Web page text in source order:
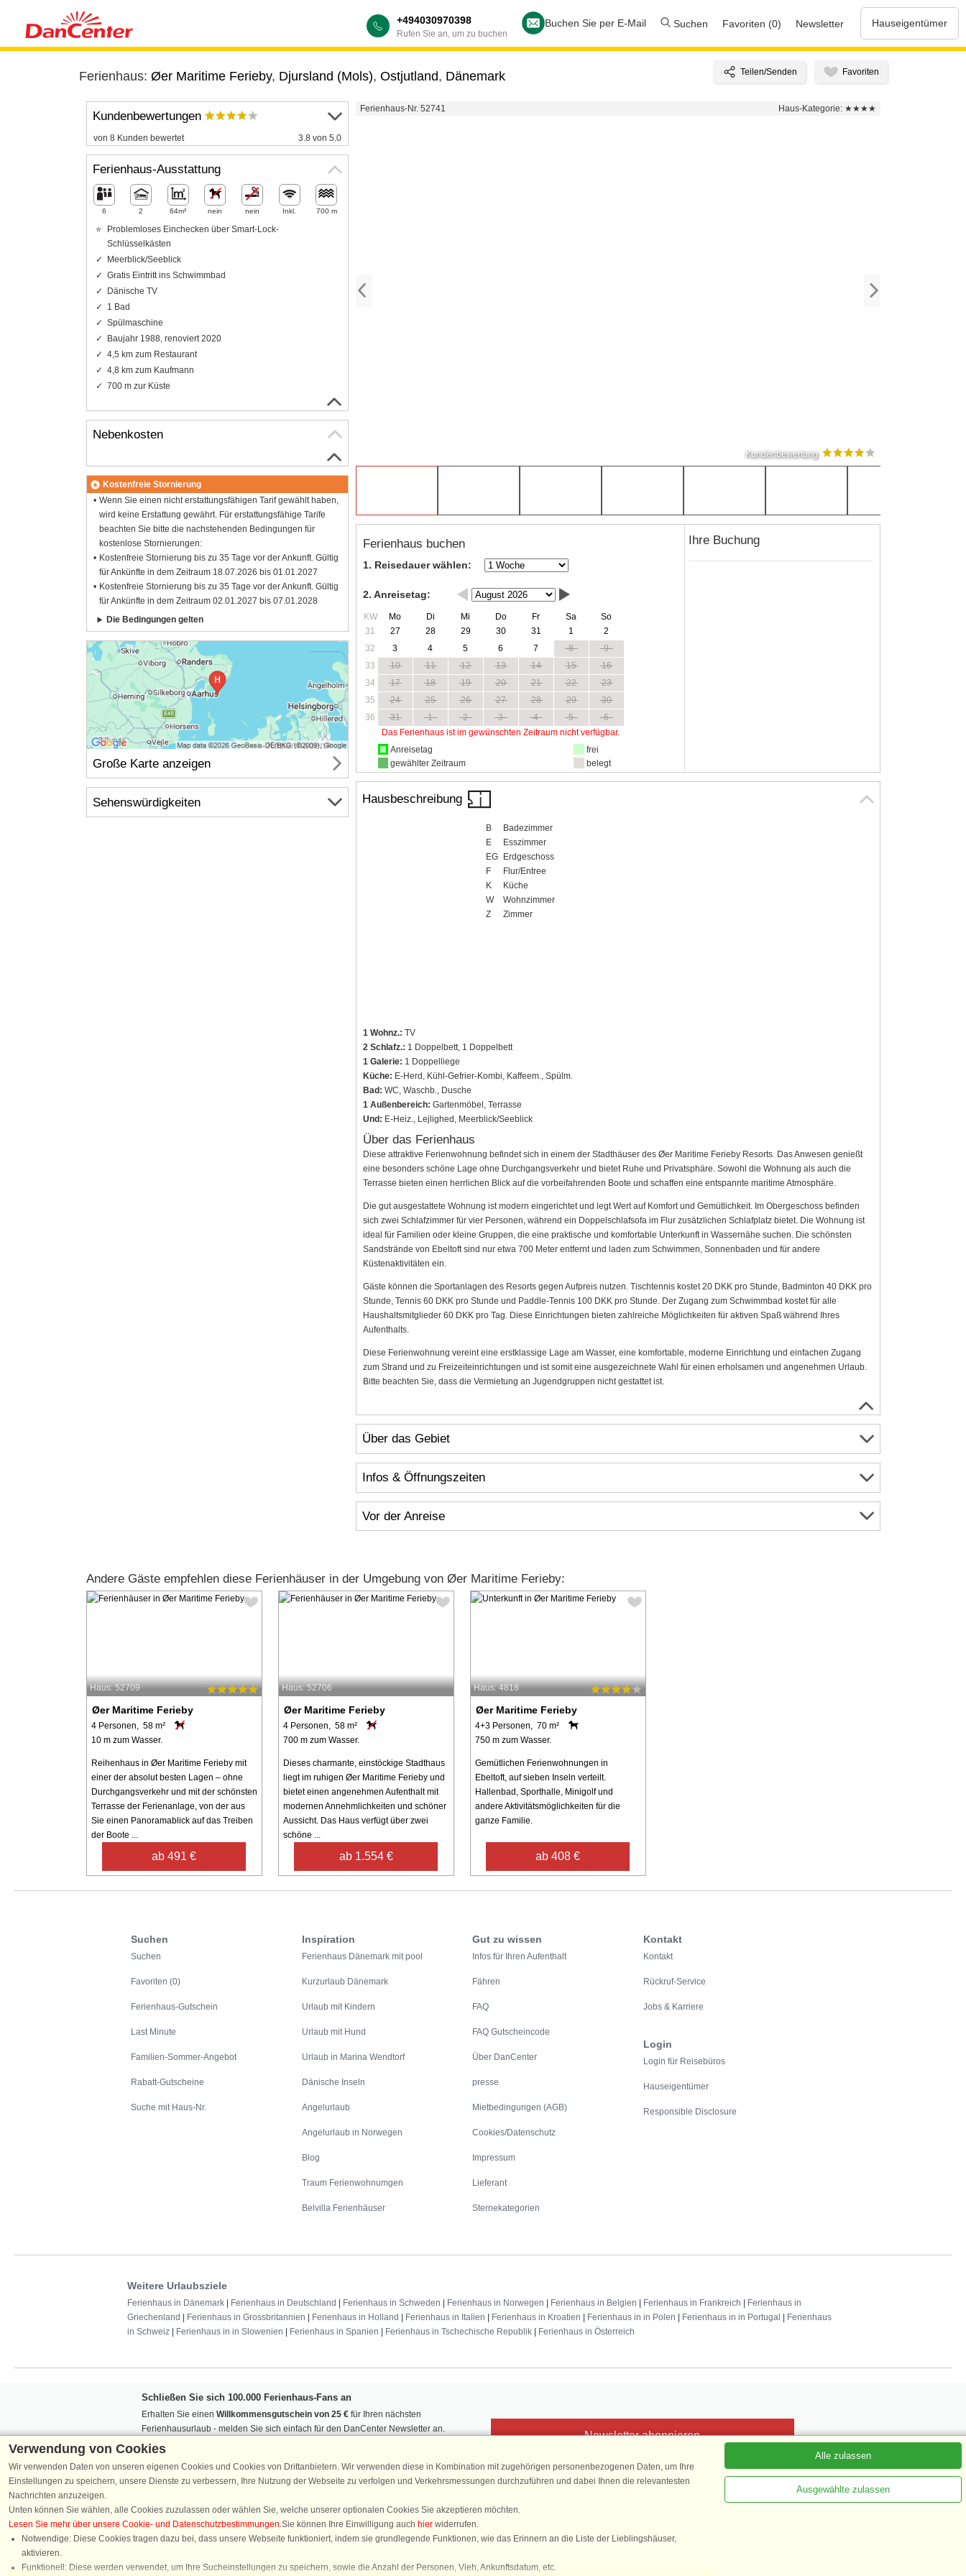
+494030970398
Rufen Sie an, um zu buchen
Buchen Sie per E-Mail Suchen Favoriten (0) Newsletter Hauseigentümer
Ferienhaus: Øer Maritime Ferieby, Djursland (Mols), Ostjutland, Dänemark
Ferienhaus-Nr. 52741 Haus-Kategorie: ★★★★
Kundenbewertung
Ferienhaus buchen
1. Reisedauer wählen:
2. Anreisetag:
KW Mo Di Mi Do Fr Sa
So
31
27 28 29 30 31 1
2
32
3 4 5 6 7 8
9
33
10 11 12 13 14 15
16
34
17 18 19 20 21 22
23
35
24 25 26 27 28 29
30
36
31 1 2 3 4 5
6
Das Ferienhaus ist im gewünschten Zeitraum nicht verfügbar.
Anreisetag
gewählter Zeitraum
frei
belegt
Ihre Buchung
Hausbeschreibung
B
Badezimmer
E
Esszimmer
EG
Erdgeschoss
F
Flur/Entree
K
Küche
W
Wohnzimmer
Z
Zimmer
1 Wohnz.: TV
2 Schlafz.: 1 Doppelbett, 1 Doppelbett
1 Galerie: 1 Doppelliege
Küche: E-Herd, Kühl-Gefrier-Kombi, Kaffeem., Spülm.
Bad: WC, Waschb., Dusche
1 Außenbereich: Gartenmöbel, Terrasse
Und: E-Heiz., Lejlighed, Meerblick/Seeblick
Über das Ferienhaus
Diese attraktive Ferienwohnung befindet sich in einem der Stadthäuser des Øer Maritime Ferieby Resorts. Das Anwesen genießt
eine besonders schöne Lage ohne Durchgangsverkehr und bietet Ruhe und Privatsphäre. Sowohl die Wohnung als auch die
Terrasse bieten einen herrlichen Blick auf die vorbeifahrenden Boote und schaffen eine entspannte maritime Atmosphäre.
Die gut ausgestattete Wohnung ist modern eingerichtet und legt Wert auf Komfort und Gemütlichkeit. Im Obergeschoss befinden
sich zwei Schlafzimmer für vier Personen, während ein Doppelschlafsofa im Flur zusätzlichen Schlafplatz bietet. Die Wohnung ist
ideal für Familien oder kleine Gruppen, die eine praktische und komfortable Unterkunft in Wassernähe suchen. Die schönsten
Sandstrände von Ebeltoft sind nur etwa 700 Meter entfernt und laden zum Schwimmen, Sonnenbaden und für andere
Küstenaktivitäten ein.
Gäste können die Sportanlagen des Resorts gegen Aufpreis nutzen. Tischtennis kostet 20 DKK pro Stunde, Badminton 40 DKK pro
Stunde, Tennis 60 DKK pro Stunde und Paddle-Tennis 100 DKK pro Stunde. Der Zugang zum Schwimmbad kostet für alle
Haushaltsmitglieder 60 DKK pro Tag. Diese Einrichtungen bieten zahlreiche Möglichkeiten für aktiven Spaß während Ihres
Aufenthalts.
Diese Ferienwohnung vereint eine erstklassige Lage am Wasser, eine komfortable, moderne Einrichtung und einfachen Zugang
zum Strand und zu Freizeiteinrichtungen und ist somit eine ausgezeichnete Wahl für einen erholsamen und angenehmen Urlaub.
Bitte beachten Sie, dass die Vermietung an Jugendgruppen nicht gestattet ist.
Über das Gebiet
Infos & Öffnungszeiten
Vor der Anreise
Kundenbewertungen
von 8 Kunden bewertet 3.8 von 5.0
Ferienhaus-Ausstattung
6 2 64m² nein nein Inkl. 700 m
Problemloses Einchecken über Smart-Lock-
Schlüsselkästen
Meerblick/Seeblick
Gratis Eintritt ins Schwimmbad
Dänische TV
1 Bad
Spülmaschine
Baujahr 1988, renoviert 2020
4,5 km zum Restaurant
4,8 km zum Kaufmann
700 m zur Küste
Nebenkosten
Kostenfreie Stornierung
Wenn Sie einen nicht erstattungsfähigen Tarif gewählt haben,
wird keine Erstattung gewährt. Für erstattungsfähige Tarife
beachten Sie bitte die nachstehenden Bedingungen für
kostenlose Stornierungen:
Kostenfreie Stornierung bis zu 35 Tage vor der Ankunft. Gültig
für Ankünfte in dem Zeitraum 18.07.2026 bis 01.01.2027
Kostenfreie Stornierung bis zu 35 Tage vor der Ankunft. Gültig
für Ankünfte in dem Zeitraum 02.01.2027 bis 07.01.2028
Die Bedingungen gelten
Große Karte anzeigen
Sehenswürdigkeiten
Andere Gäste empfehlen diese Ferienhäuser in der Umgebung von Øer Maritime Ferieby:
Haus: 52709
Øer Maritime Ferieby
4 Personen, 58 m²
10 m zum Wasser.
Reihenhaus in Øer Maritime Ferieby mit
einer der absolut besten Lagen – ohne
Durchgangsverkehr und mit der schönsten
Terrasse der Ferienanlage, von der aus
Sie einen Panoramablick auf das Treiben
der Boote ...
ab 491 €
Haus: 52706
Øer Maritime Ferieby
4 Personen, 58 m²
700 m zum Wasser.
Dieses charmante, einstöckige Stadthaus
liegt im ruhigen Øer Maritime Ferieby und
bietet einen angenehmen Aufenthalt mit
modernen Annehmlichkeiten und schöner
Aussicht. Das Haus verfügt über zwei
schöne ...
ab 1.554 €
Haus: 4818
Øer Maritime Ferieby
4+3 Personen, 70 m²
750 m zum Wasser.
Gemütlichen Ferienwohnungen in
Ebeltoft, auf sieben Inseln verteilt.
Hallenbad, Sporthalle, Minigolf und
andere Aktivitätsmöglichkeiten für die
ganze Familie.
ab 408 €
Suchen
Suchen
Favoriten (0)
Ferienhaus-Gutschein
Last Minute
Familien-Sommer-Angebot
Rabatt-Gutscheine
Suche mit Haus-Nr.
Inspiration
Ferienhaus Dänemark mit pool
Kurzurlaub Dänemark
Urlaub mit Kindern
Urlaub mit Hund
Urlaub in Marina Wendtorf
Dänische Inseln
Angelurlaub
Angelurlaub in Norwegen
Blog
Traum Ferienwohnumgen
Belvilla Ferienhäuser
Gut zu wissen
Infos für Ihren Aufenthalt
Fähren
FAQ
FAQ Gutscheincode
Über DanCenter
presse
Mietbedingungen (AGB)
Cookies/Datenschutz
Impressum
Lieferant
Sternekategorien
Kontakt
Kontakt
Rückruf-Service
Jobs & Karriere
Login
Login für Reisebüros
Hauseigentümer
Responsible Disclosure
Weitere Urlaubsziele
Ferienhaus in Dänemark Ferienhaus in Deutschland Ferienhaus in Schweden Ferienhaus in Norwegen Ferienhaus in Belgien Ferienhaus in Frankreich
Ferienhaus in
Griechenland
Ferienhaus in Grossbritannien Ferienhaus in Holland Ferienhaus in Italien Ferienhaus in Kroatien Ferienhaus in in Polen Ferienhaus in in Portugal
Ferienhaus
in Schweiz
Ferienhaus in in Slowenien Ferienhaus in Spanien Ferienhaus in Tschechische Republik Ferienhaus in Österreich
Schließen Sie sich 100.000 Ferienhaus-Fans an
Erhalten Sie einen Willkommensgutschein von 25 € für Ihren nächsten
Ferienhausurlaub - melden Sie sich einfach für den DanCenter Newsletter an.
Verpassen Sie nie wieder exklusive Angebote, Gewinnspiele und Urlaubstipps!
Newsletter abonnieren
Folgen Sie uns:
basierend auf mehr 135.870 Kundenbewertungen
Sie sind hier: Øer Maritime Ferieby, Djursland (Mols), Dänemark
Verwendung von Cookies
Wir verwenden Daten von unseren eigenen Cookies und Cookies von Drittanbietern. Wir verwenden diese in Kombination mit zugehörigen personenbezogenen Daten, um Ihre
Einstellungen zu speichern, unsere Dienste zu verbessern, Ihre Nutzung der Webseite zu verfolgen und Verkehrsmessungen durchzuführen und dabei Ihnen die relevantesten
Nachrichten anzuzeigen.
Unten können Sie wählen, alle Cookies zuzulassen oder wählen Sie, welche unserer optionalen Cookies Sie akzeptieren möchten.
Lesen Sie mehr über unsere Cookie- und Datenschutzbestimmungen.Sie können Ihre Einwilligung auch hier widerrufen.
Notwendige: Diese Cookies tragen dazu bei, dass unsere Webseite funktioniert, indem sie grundlegende Funktionen, wie das Erinnern an die Liste der Lieblingshäuser,
aktivieren.
Funktionell: Diese werden verwendet, um Ihre Sucheinstellungen zu speichern, sowie die Anzahl der Personen, Vieh, Ankunftsdatum, etc.
Alle zulassen
Ausgewählte zulassen
Chatten